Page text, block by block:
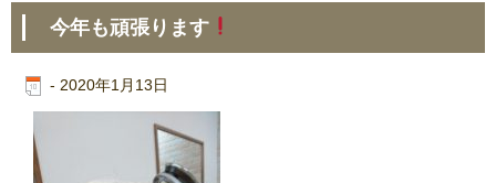
今年も頑張ります
- 2020年1月13日